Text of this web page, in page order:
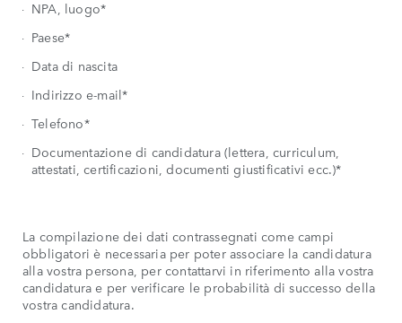
NPA, luogo*
Paese*
Data di nascita
Indirizzo e-mail*
Telefono*
Documentazione di candidatura (lettera, curriculum,
attestati, certificazioni, documenti giustificativi ecc.)*
La compilazione dei dati contrassegnati come campi
obbligatori è necessaria per poter associare la candidatura
alla vostra persona, per contattarvi in riferimento alla vostra
candidatura e per verificare le probabilità di successo della
vostra candidatura.